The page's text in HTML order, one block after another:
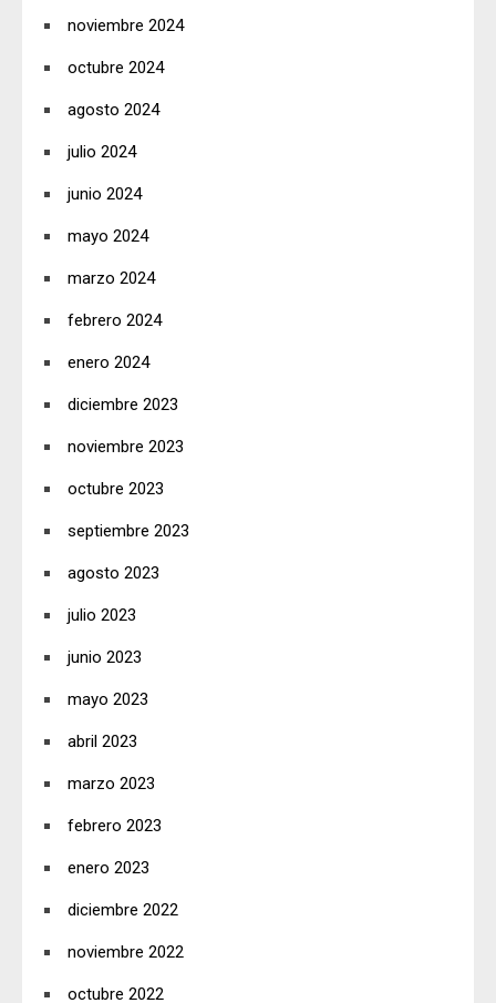
noviembre 2024
octubre 2024
agosto 2024
julio 2024
junio 2024
mayo 2024
marzo 2024
febrero 2024
enero 2024
diciembre 2023
noviembre 2023
octubre 2023
septiembre 2023
agosto 2023
julio 2023
junio 2023
mayo 2023
abril 2023
marzo 2023
febrero 2023
enero 2023
diciembre 2022
noviembre 2022
octubre 2022